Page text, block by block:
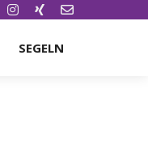
SEGELN